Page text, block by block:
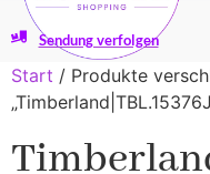
Sendung verfolgen
Start / Produkte